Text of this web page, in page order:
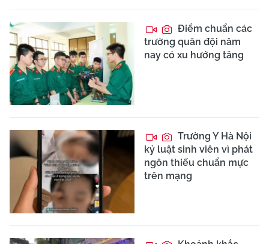
Điểm chuẩn các
trường quân đội năm
nay có xu hướng tăng
Trường Y Hà Nội
kỷ luật sinh viên vì phát
ngôn thiếu chuẩn mực
trên mạng